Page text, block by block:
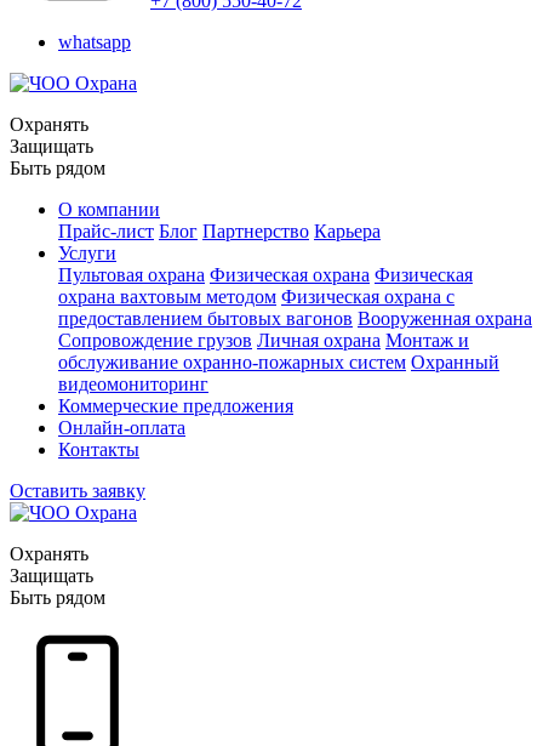
whatsapp
Охранять
Защищать
Быть рядом
О компании
Прайс-лист Блог Партнерство Карьера
Услуги
Пультовая охрана Физическая охрана Физическая
охрана вахтовым методом Физическая охрана с
предоставлением бытовых вагонов Вооруженная охрана
Сопровождение грузов Личная охрана Монтаж и
обслуживание охранно-пожарных систем Охранный
видеомониторинг
Коммерческие предложения
Онлайн-оплата
Контакты
Оставить заявку
Охранять
Защищать
Быть рядом